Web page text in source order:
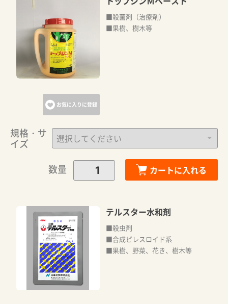
お気に入りに登録
■殺菌剤（治療剤）
■果樹、樹木等
規格・サ
イズ
数量
カートに入れる
テルスター水和剤
■殺虫剤
■合成ピレスロイド系
■果樹、野菜、花き、樹木等